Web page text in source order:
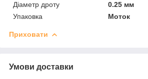
Діаметр дроту
0.25 мм
Упаковка
Моток
Приховати
Умови доставки